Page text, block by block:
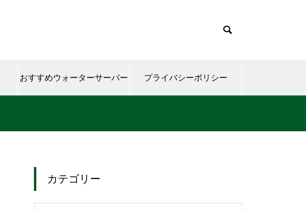
おすすめウォーターサーバー プライバシーポリシー
カテゴリー